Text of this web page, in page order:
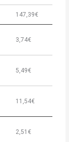
147,39€
3,74€
5,49€
11,54€
2,51€